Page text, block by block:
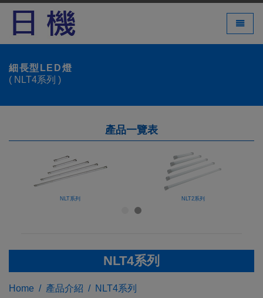
Toggle
細長型LED燈
( NLT4系列 )
產品一覽表
NLT系列 NLT2系列
NLT4系列
Home 產品介紹 NLT4系列